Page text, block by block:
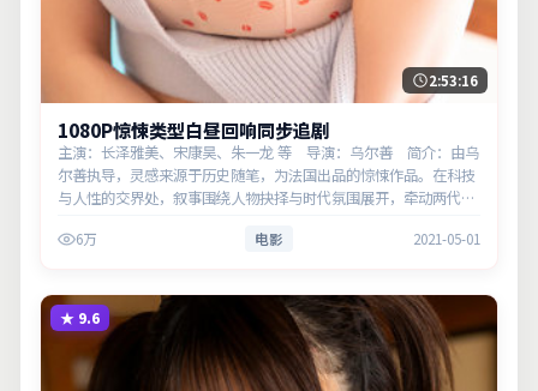
2:53:16
1080P惊悚类型白昼回响同步追剧
主演：长泽雅美、宋康昊、朱一龙 等 导演：乌尔善 简介：由乌
尔善执导，灵感来源于历史随笔，为法国出品的惊悚作品。在科技
与人性的交界处，叙事围绕人物抉择与时代氛围展开，牵动两代人
意义。
6万 电影 2021-05-01
★ 9.6